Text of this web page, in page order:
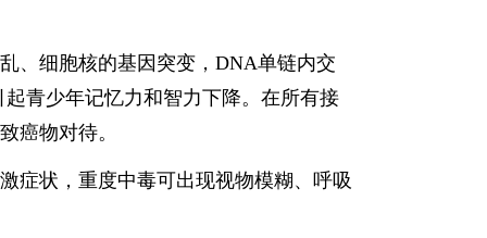
细胞核的基因突变，DNA单链内交
青少年记忆力和智力下降。在所有接
癌物对待。
状，重度中毒可出现视物模糊、呼吸